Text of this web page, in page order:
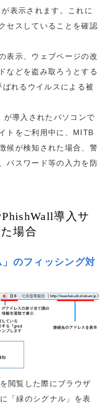
表示されます。これに
セスしていることを確認
表示、ウェブページの改
などを盗み取ろうとする
ばれるウイルスによる被
が導入されたパソコンで
トをご利用中に、MITB
候が検知された場合、警
パスワード等の入力を防
導入サ
場合
のフィッシング対
閲覧した際にブラウザ
「緑のシグナル」を表